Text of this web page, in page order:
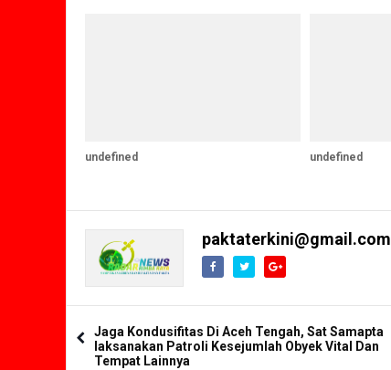
undefined undefined
paktaterkini@gmail.com
Jaga Kondusifitas Di Aceh Tengah, Sat Samapta
laksanakan Patroli Kesejumlah Obyek Vital Dan
Tempat Lainnya